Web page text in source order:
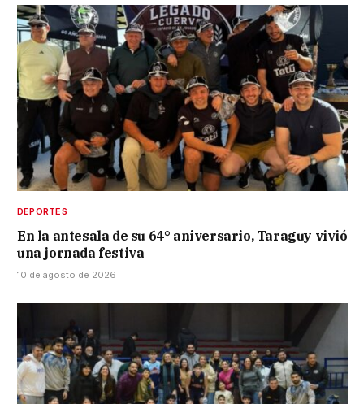
DEPORTES
En la antesala de su 64° aniversario, Taraguy vivió
una jornada festiva
10 de agosto de 2026